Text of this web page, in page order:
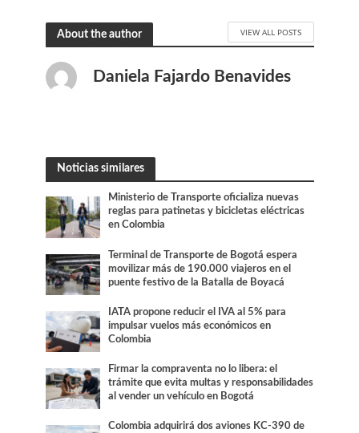
About the author VIEW ALL POSTS
Daniela Fajardo Benavides
Noticias similares
Ministerio de Transporte oficializa nuevas
reglas para patinetas y bicicletas eléctricas
en Colombia
Terminal de Transporte de Bogotá espera
movilizar más de 190.000 viajeros en el
puente festivo de la Batalla de Boyacá
IATA propone reducir el IVA al 5% para
impulsar vuelos más económicos en
Colombia
Firmar la compraventa no lo libera: el
trámite que evita multas y responsabilidades
al vender un vehículo en Bogotá
Colombia adquirirá dos aviones KC-390 de